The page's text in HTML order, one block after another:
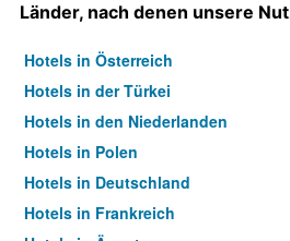
Länder, nach denen unsere
Hotels in Österreich
Hotels in der Türkei
Hotels in den Niederlanden
Hotels in Polen
Hotels in Deutschland
Hotels in Frankreich